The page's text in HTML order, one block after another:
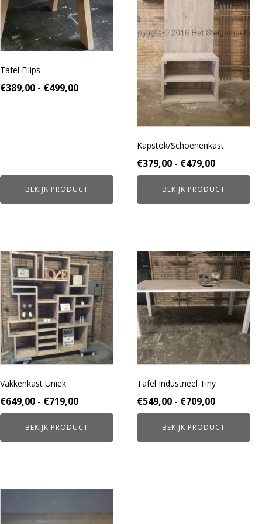
Tafel Ellips
€389,00 - €499,00Prijsklasse:
BEKIJK PRODUCT
Deze
optie
kan
gekozen
op
de
Kapstok/Schoenenkast
€379,00 - €479,00
€379,00
tot
€479,00
BEKIJK PRODUCT
Deze
optie
kan
gekozen
worden
op
de
productpagina
Vakkenkast Uniek
€649,00 - €719,00Prijsklasse:
€649,00
tot
€719,00
BEKIJK PRODUCT
Dit
product
heeft
meerdere
variaties.
Deze
optie
kan
gekozen
op
de
productpagina
Tafel Industrieel Tiny
€549,00 - €709,00
€549,00
tot
€709,00
BEKIJK PRODUCT
product
heeft
meerdere
variaties.
Deze
optie
kan
gekozen
op
de
productpagina
heeft